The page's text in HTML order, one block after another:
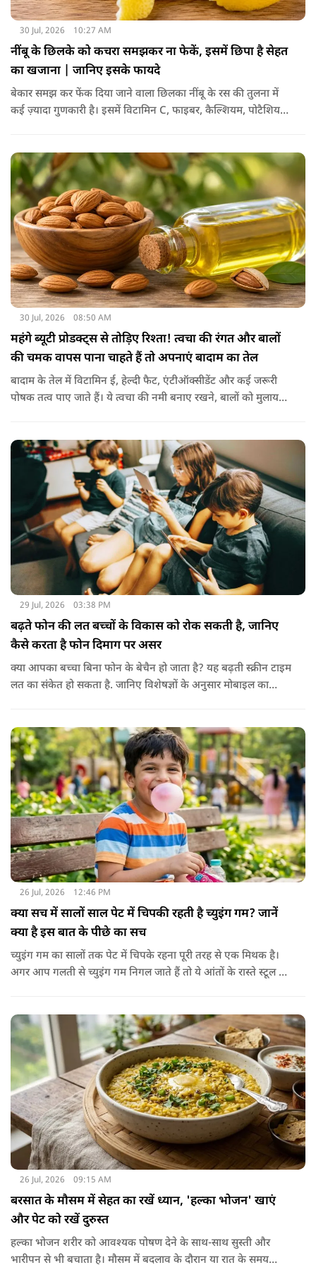
30 Jul, 2026 10:27 AM
नींबू के छिलके को कचरा समझकर ना फेकें, इसमें छिपा है सेहत
का खजाना | जानिए इसके फायदे
बेकार समझ कर फेंक दिया जाने वाला छिलका नींबू के रस की तुलना में
कई ज़्यादा गुणकारी है। इसमें विटामिन C, फाइबर, कैल्शियम, पोटैशियम
जाए तो ये आपकी सेहत के लिए किसी संजीवनी की तरह काम करता है।
आइए जानते नींबू के छिलके के फायदे।
30 Jul, 2026 08:50 AM
महंगे ब्यूटी प्रोडक्ट्स से तोड़िए रिश्ता! त्वचा की रंगत और बालों
की चमक वापस पाना चाहते हैं तो अपनाएं बादाम का तेल
बादाम के तेल में विटामिन ई, हेल्दी फैट, एंटीऑक्सीडेंट और कई जरूरी
पोषक तत्व पाए जाते हैं। ये त्वचा की नमी बनाए रखने, बालों को मुलायम
पहले से ज्यादा मुलायम महसूस होते हैं। कुछ लोग बादाम के तेल को जैतून
के तेल के साथ मिलाकर भी इस्तेमाल करते हैं। इससे बालों की देखभाल
बेहतर तरीके से होती है। हालांकि अगर बाल बहुत ज्यादा झड़ रहे हों, तो
पहले त्वचा विशेषज्ञ से सलाह लेना जरूरी है।
29 Jul, 2026 03:38 PM
बढ़ते फोन की लत बच्चों के विकास को रोक सकती है, जानिए
कैसे करता है फोन दिमाग पर असर
क्या आपका बच्चा बिना फोन के बेचैन हो जाता है? यह बढ़ती स्क्रीन टाइम
लत का संकेत हो सकता है. जानिए विशेषज्ञों के अनुसार मोबाइल का
26 Jul, 2026 12:46 PM
क्या सच में सालों साल पेट में चिपकी रहती है च्युइंग गम? जानें
क्या है इस बात के पीछे का सच
च्युइंग गम का सालों तक पेट में चिपके रहना पूरी तरह से एक मिथक है।
अगर आप गलती से च्युइंग गम निगल जाते हैं तो ये आंतों के रास्ते स्टूल में
नहीं बनाता जो इसे तोड़ सके या पचा सके।
26 Jul, 2026 09:15 AM
बरसात के मौसम में सेहत का रखें ध्यान, 'हल्का भोजन' खाएं
और पेट को रखें दुरुस्त
हल्का भोजन शरीर को आवश्यक पोषण देने के साथ-साथ सुस्ती और
भारीपन से भी बचाता है। मौसम में बदलाव के दौरान या रात के समय